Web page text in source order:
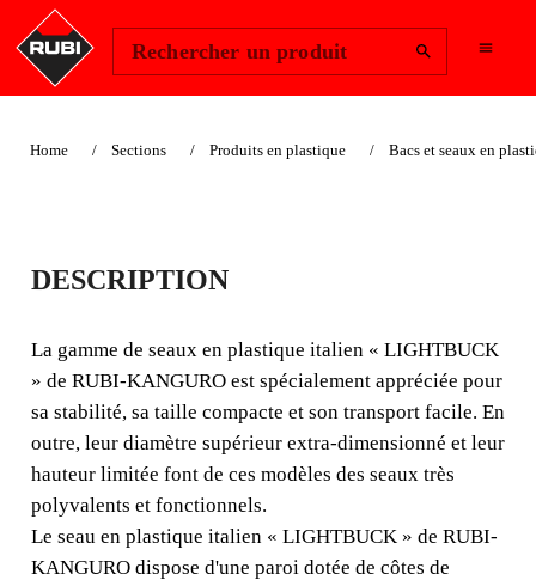
Rechercher un produit
Home Sections Produits en plastique Bacs et seaux en
SEAU PLASTIQUE «
ITALIEN » (10 L)
La gamme de seaux en plastique italien « LIGHTBUCK
» de RUBI-KANGURO est spécialement appréciée pour
sa stabilité, sa taille compacte et son transport facile. En
outre, leur diamètre supérieur extra-dimensionné et leur
hauteur limitée font de ces modèles des seaux très
polyvalents et fonctionnels.
DESCRIPTION
La gamme de seaux en plastique italien « LIGHTBUCK
» de RUBI-KANGURO est spécialement appréciée pour
sa stabilité, sa taille compacte et son transport facile. En
outre, leur diamètre supérieur extra-dimensionné et leur
hauteur limitée font de ces modèles des seaux très
polyvalents et fonctionnels.
Le seau en plastique italien « LIGHTBUCK » de RUBI-
KANGURO dispose d'une paroi dotée de côtes de